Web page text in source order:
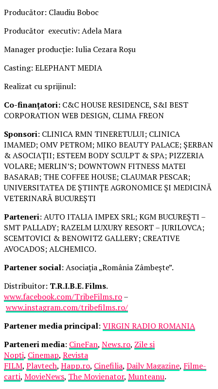
Producător: Claudiu Boboc
Producător executiv: Adela Mara
Manager producție: Iulia Cezara Roșu
Casting: ELEPHANT MEDIA
Realizat cu sprijinul:
Co-finanțatori: C&C HOUSE RESIDENCE, S&I BEST
CORPORATION WEB DESIGN, CLIMA FREON
Sponsori: CLINICA RMN TINERETULUI; CLINICA
IMAMED; OMV PETROM; MIKO BEAUTY PALACE; ȘERBAN
& ASOCIAȚII; ESTEEM BODY SCULPT & SPA; PIZZERIA
VOLARE; MERLIN’S; DOWNTOWN FITNESS MATEI
BASARAB; THE COFFEE HOUSE; CLAUMAR PESCAR;
UNIVERSITATEA DE ȘTIINȚE AGRONOMICE ȘI MEDICINĂ
VETERINARĂ BUCUREȘTI
Parteneri: AUTO ITALIA IMPEX SRL; KGM BUCUREȘTI –
SMT PALLADY; RAZELM LUXURY RESORT – JURILOVCA;
SCEMTOVICI & BENOWITZ GALLERY; CREATIVE
AVOCADOS; ALCHEMICO.
Partener social: Asociația „România Zâmbește”.
Distribuitor: T.R.I.B.E. Films.
www.facebook.com/TribeFilms.ro–
www.instagram.com/tribefilms.ro/
Partener media principal: VIRGIN RADIO ROMANIA
Parteneri media: CineFan, News.ro, Zile și
Nopți, Cinemap, Revista
FILM, Playtech, Happ.ro, Cinefilia, Daily Magazine, Filme-
carti, MovieNews, The Movienator, Munteanu.